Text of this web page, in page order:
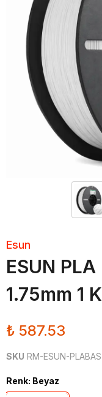
Esun
ESUN
1.75mm 1
₺ 587.53
SKU RM-ESUN-
Renk: Beyaz